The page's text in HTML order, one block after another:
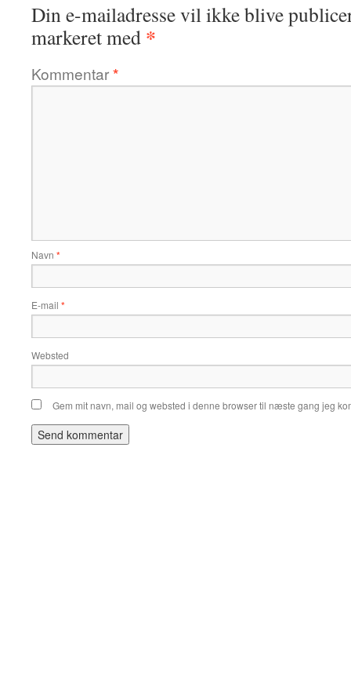
Din e-mailadresse vil ikke blive
markeret med *
Kommentar*
Navn *
E-mail *
Websted
Gem mit navn, mail og websted i denne browser til næste gang jeg